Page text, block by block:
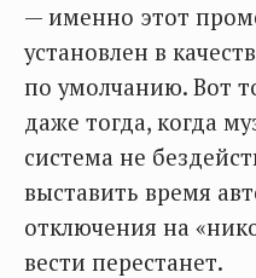
— именно этот
установлен в
по умолчанию. Вот
даже тогда, когда
система не
выставить время
отключения на
вести перестанет.